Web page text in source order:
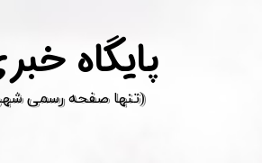
پ
​(تنها صفحه رسمی